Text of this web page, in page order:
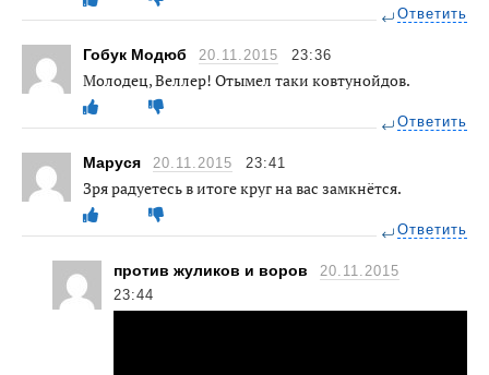
Ответить
Гобук Модюб 20.11.2015 23:36
Молодец, Веллер! Отымел таки ковтунойдов.
Ответить
Маруся 20.11.2015 23:41
Зря радуетесь в итоге круг на вас замкнётся.
Ответить
против жуликов и воров
20.11.2015
23:44